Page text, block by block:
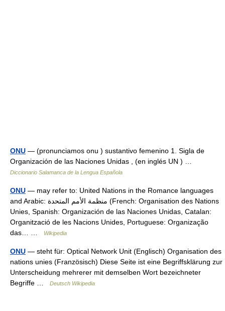
ONU — (pronunciamos onu ) sustantivo femenino 1. Sigla de
Organización de las Naciones Unidas , (en inglés UN ) …
Diccionario Salamanca de la Lengua Española
ONU — may refer to: United Nations in the Romance languages
and Arabic: منظمة الأمم المتحدة (French: Organisation des Nations
Unies, Spanish: Organización de las Naciones Unidas, Catalan:
Organització de les Nacions Unides, Portuguese: Organização
das… …
Wikipedia
ONU — steht für: Optical Network Unit (Englisch) Organisation des
nations unies (Französisch) Diese Seite ist eine Begriffsklärung zur
Unterscheidung mehrerer mit demselben Wort bezeichneter
Begriffe …
Deutsch Wikipedia